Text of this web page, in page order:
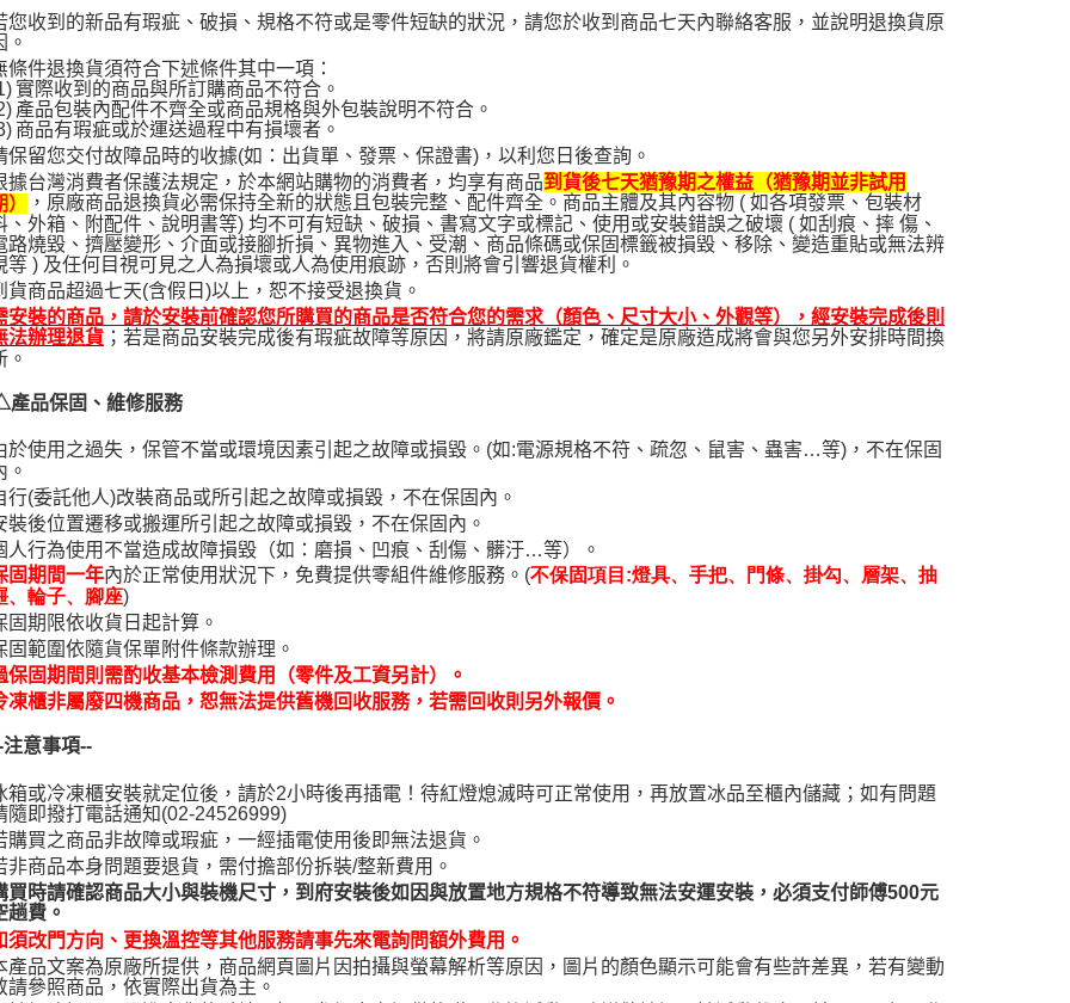
您收到的新品有瑕疵、破損、規格不符或是零件短缺的狀況，請您於收到商品七天內聯絡客服，並說明退換貨原
。
條件退換貨須符合下述條件其中一項：
實際收到的商品與所訂購商品不符合。
產品包裝內配件不齊全或商品規格與外包裝說明不符合。
商品有瑕疵或於運送過程中有損壞者。
保留您交付故障品時的收據(如：出貨單、發票、保證書)，以利您日後查詢。
據台灣消費者保護法規定，於本網站購物的消費者，均享有商品到貨後七天猶豫期之權益（猶豫期並非試用
）
，原廠商品退換貨必需保持全新的狀態且包裝完整、配件齊全。商品主體及其內容物 ( 如各項發票、包裝材
、外箱、附配件、說明書等) 均不可有短缺、破損、書寫文字或標記、使用或安裝錯誤之破壞 ( 如刮痕、摔 傷、
路燒毀、擠壓變形、介面或接腳折損、異物進入、受潮、商品條碼或保固標籤被損毀、移除、變造重貼或無法辨
等 ) 及任何目視可見之人為損壞或人為使用痕跡，否則將會引響退貨權利。
貨商品超過七天(含假日)以上，恕不接受退換貨。
安裝的商品，請於安裝前確認您所購買的商品是否符合您的需求（顏色、尺寸大小、外觀等），經安裝完成後則
法辦理退貨 ；若是商品安裝完成後有瑕疵故障等原因，將請原廠鑑定，確定是原廠造成將會與您另外安排時間換
。
品保固、維修服務
於使用之過失，保管不當或環境因素引起之故障或損毀。(如:電源規格不符、疏忽、鼠害、蟲害…等)，不在保固
。
行(委託他人)改裝商品或所引起之故障或損毀，不在保固內。
裝後位置遷移或搬運所引起之故障或損毀，不在保固內。
人行為使用不當造成故障損毀（如：磨損、凹痕、刮傷、髒汙…等）。
固期間一年內於正常使用狀況下，免費提供零組件維修服務。(不保固項目:燈具、手把、門條、掛勾、層架、抽
、輪子、腳座)
固期限依收貨日起計算。
固範圍依隨貨保單附件條款辦理。
保固期間則需酌收基本檢測費用（零件及工資另計）。
凍櫃非屬廢四機商品，恕無法提供舊機回收服務，若需回收則另外報價。
注意事項--
箱或冷凍櫃安裝就定位後，請於2小時後再插電！待紅燈熄滅時可正常使用，再放置冰品至櫃內儲藏；如有問題
隨即撥打電話通知(02-24526999)
購買之商品非故障或瑕疵，一經插電使用後即無法退貨。
非商品本身問題要退貨，需付擔部份拆裝/整新費用。
買時請確認商品大小與裝機尺寸，到府安裝後如因與放置地方規格不符導致無法安運安裝，必須支付師傅500元
趟費。
須改門方向、更換溫控等其他服務請事先來電詢問額外費用。
產品文案為原廠所提供，商品網頁圖片因拍攝與螢幕解析等原因，圖片的顏色顯示可能會有些許差異，若有變動
請參照商品，依實際出貨為主。